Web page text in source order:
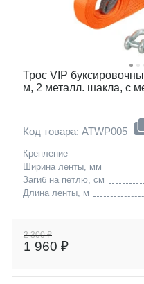
Трос VIP
м, 2 металл. шакла, с
Код товара: ATWP005
Крепление
Ширина ленты, мм
Загиб на петлю, см
Длина ленты, м
2 300 ₽
1 960 ₽